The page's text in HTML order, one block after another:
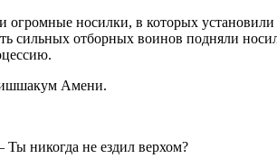
носилки, в которых
сильных отборных воинов подняли
Амени.
никогда не ездил верхом?